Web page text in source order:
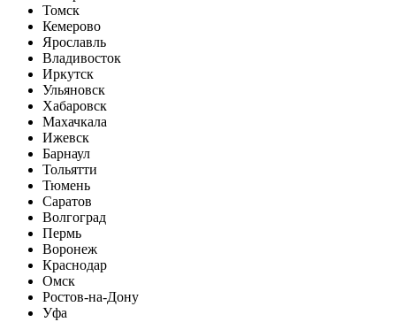
Томск
Кемерово
Ярославль
Владивосток
Иркутск
Ульяновск
Хабаровск
Махачкала
Ижевск
Барнаул
Тольятти
Тюмень
Саратов
Волгоград
Пермь
Воронеж
Краснодар
Омск
Ростов-на-Дону
Уфа